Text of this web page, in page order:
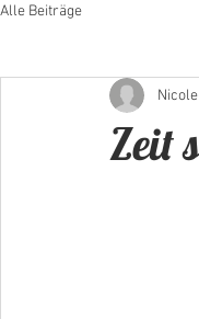
Alle Beiträge
Zeit
Nicole